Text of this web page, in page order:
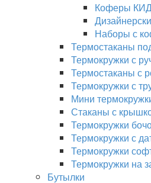
Коферы
Наборы с
Термостаканы
Термокружки с
Термостаканы с
Термокружки с
Мини
Стаканы с
Термокружки
Термокружки с
Термокружки
Термокружки на
Бутылки